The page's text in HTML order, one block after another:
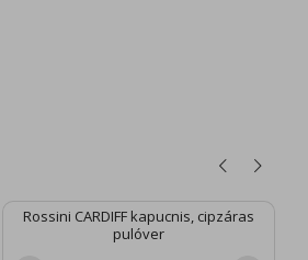
Rossini CARDIFF kapucnis, cipzáras
pulóver